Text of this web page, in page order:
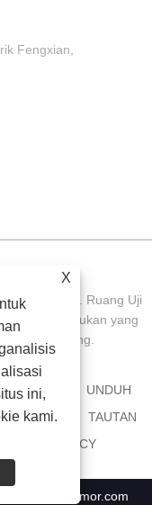
Fengxian,
Co., Ltd. Ruang Uji
Uji Pelapukan yang
undang.
BERITA
UNDUH
KAMI
TAUTAN
PRIVACY POLICY
X
ini,
kami.